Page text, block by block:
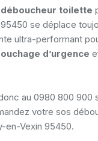
déboucheur toilette
se déplace
ultra-performant
d’urgence
au 0980 800 900
votre sos
en-Vexin 95450.